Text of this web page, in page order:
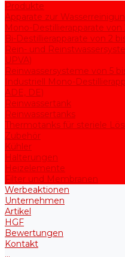
Produkte
Apparate zur
Mono-Destillierapparate von
Bi-Destillierapparate von 2
Rein- und
UPVA)
Reinwassersysteme von 5
Industriell Mono-
ADE, DE)
Reinwassertank
Reinwassertanks
Thermotanks für steriele
Zubehör
Kühler
Halterungen
Heizelemente
Filter und Membranen
Werbeaktionen
Unternehmen
Artikel
HGF
Bewertungen
Kontakt
...